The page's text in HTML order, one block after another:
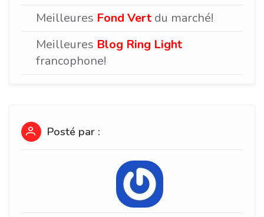
Meilleures Fond Vert du marché!
Meilleures Blog Ring Light
francophone!
Posté par :